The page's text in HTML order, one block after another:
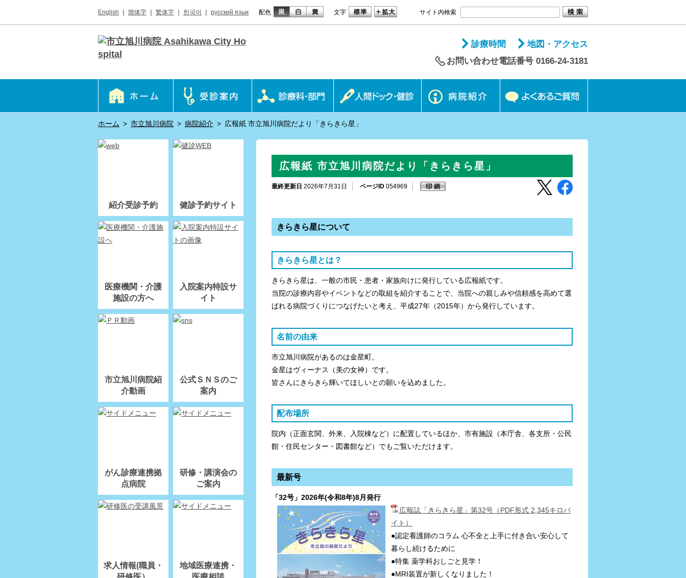
English 簡体字 繁体字 한국어 русский язык 配色 文字 サイト内検索
診療時間
地図・アクセス
お問い合わせ電話番号 0166-24-3181
ホーム > 市立旭川病院 > 病院紹介 > 広報紙 市立旭川病院だより「きらきら星」
広報紙 市立旭川病院だより「きらきら星」
最終更新日 2026年7月31日 ページID 054969
きらきら星について
きらきら星とは？
きらきら星は、一般の市民・患者・家族向けに発行している広報紙です。
当院の診療内容やイベントなどの取組を紹介することで、当院への親しみや信頼感を高めて選
ばれる病院づくりにつなげたいと考え、平成27年（2015年）から発行しています。
名前の由来
市立旭川病院があるのは金星町。
金星はヴィーナス（美の女神）です。
皆さんにきらきら輝いてほしいとの願いを込めました。
配布場所
院内（正面玄関、外来、入院棟など）に配置しているほか、市有施設（本庁舎、各支所・公民
館・住民センター・図書館など）でもご覧いただけます。
最新号
「32号」2026年(令和8年)8月発行
広報誌「きらきら星」第32号（PDF形式 2,345キロバ
イト）
●認定看護師のコラム 心不全と上手に付き合い安心して
暮らし続けるために
●特集 薬学科おしごと見学！
●MRI装置が新しくなりました！
紹介受診予約 健診予約サイト
医療機関・介護
施設の方へ
入院案内特設サ
イト
市立旭川病院紹
介動画
公式ＳＮＳのご
案内
がん診療連携拠
点病院
研修・講演会の
ご案内
求人情報(職員・
地域医療連携・